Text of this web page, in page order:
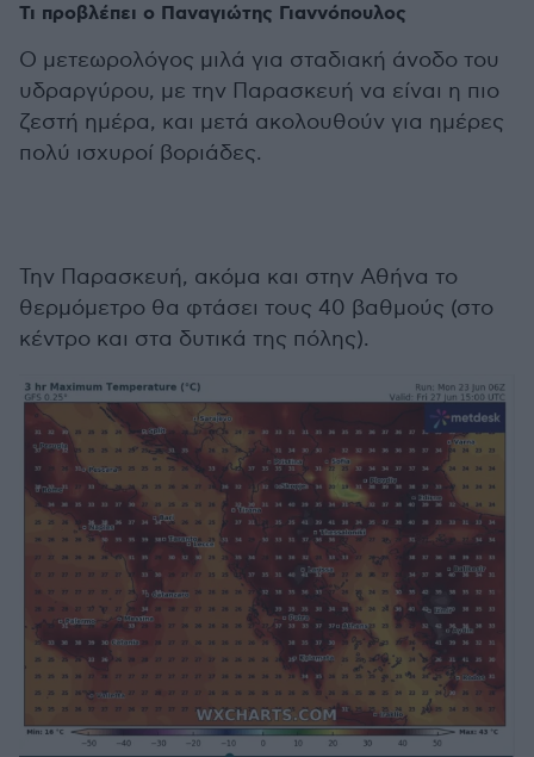
Τι προβλέπει ο Παναγιώτης Γιαννόπουλος
Ο μετεωρολόγος μιλά για σταδιακή άνοδο του
υδραργύρου, με την Παρασκευή να είναι η πιο
ζεστή ημέρα, και μετά ακολουθούν για ημέρες
πολύ ισχυροί βοριάδες.
Την Παρασκευή, ακόμα και στην Αθήνα το
θερμόμετρο θα φτάσει τους 40 βαθμούς (στο
κέντρο και στα δυτικά της πόλης).